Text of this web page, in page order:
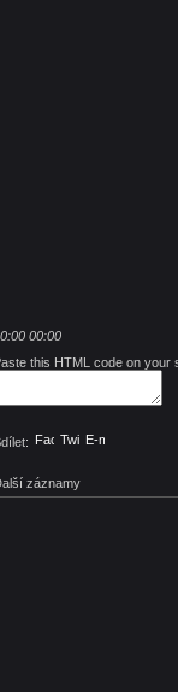
00:00
this HTML code on your
Facebook
TwitterE-mail
záznamy